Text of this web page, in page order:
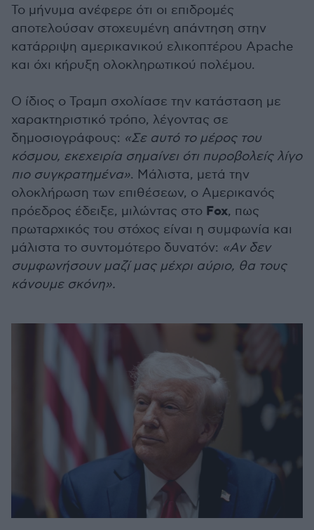
Το μήνυμα ανέφερε ότι οι επιδρομές
αποτελούσαν στοχευμένη απάντηση στην
κατάρριψη αμερικανικού ελικοπτέρου Apache
και όχι κήρυξη ολοκληρωτικού πολέμου.
Ο ίδιος ο Τραμπ σχολίασε την κατάσταση με
χαρακτηριστικό τρόπο, λέγοντας σε
δημοσιογράφους: «Σε αυτό το μέρος του
κόσμου, εκεχειρία σημαίνει ότι πυροβολείς λίγο
πιο συγκρατημένα». Μάλιστα, μετά την
ολοκλήρωση των επιθέσεων, ο Αμερικανός
πρόεδρος έδειξε, μιλώντας στο Fox, πως
πρωταρχικός του στόχος είναι η συμφωνία και
μάλιστα το συντομότερο δυνατόν: «Αν δεν
συμφωνήσουν μαζί μας μέχρι αύριο, θα τους
κάνουμε σκόνη».